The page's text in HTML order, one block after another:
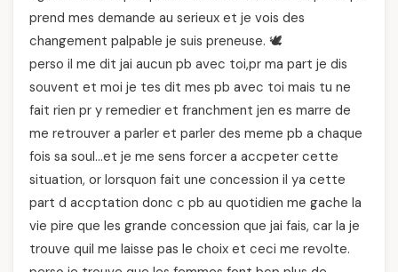
prend mes demande au serieux et je vois des
changement palpable je suis preneuse. 🕊️
perso il me dit jai aucun pb avec toi,pr ma part je dis
souvent et moi je tes dit mes pb avec toi mais tu ne
fait rien pr y remedier et franchment jen es marre de
me retrouver a parler et parler des meme pb a chaque
fois sa soul…et je me sens forcer a accpeter cette
situation, or lorsquon fait une concession il ya cette
part d accptation donc c pb au quotidien me gache la
vie pire que les grande concession que jai fais, car la je
trouve quil me laisse pas le choix et ceci me revolte.